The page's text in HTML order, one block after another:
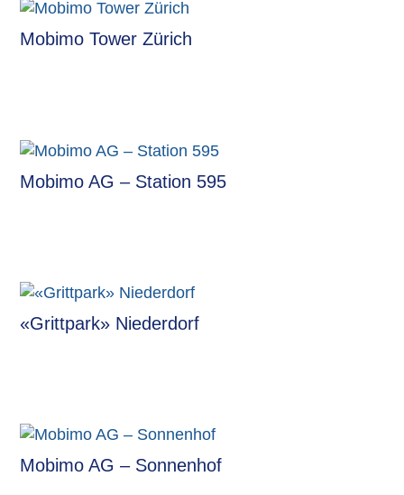
Mobimo Tower Zürich
Mobimo AG – Station 595
«Grittpark» Niederdorf
Mobimo AG – Sonnenhof